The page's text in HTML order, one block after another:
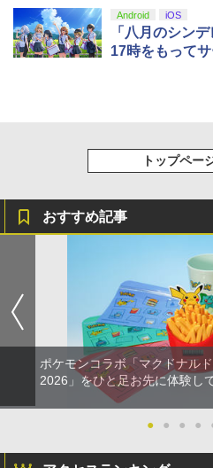
￥11,000
5
『映画 ラブ
ルアイドル
y』Blu-ray
Android iOS
「八月のシン
17時をもって
トップペー
おすすめ記事
ポケモンコラボ「マクドナル
2026」をひと足お先に体験し
● ● ● ●